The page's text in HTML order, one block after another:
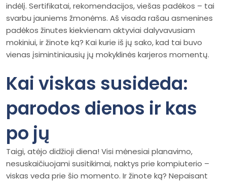
indėlį. Sertifikatai, rekomendacijos, viešas padėkos – tai
svarbu jauniems žmonėms. Aš visada rašau asmenines
padėkos žinutes kiekvienam aktyviai dalyvavusiam
mokiniui, ir žinote ką? Kai kurie iš jų sako, kad tai buvo
vienas įsimintiniausių jų mokyklinės karjeros momentų.
Kai viskas susideda:
parodos dienos ir kas
po jų
Taigi, atėjo didžioji diena! Visi mėnesiai planavimo,
nesuskaičiuojami susitikimai, naktys prie kompiuterio –
viskas veda prie šio momento. Ir žinote ką? Nepaisant